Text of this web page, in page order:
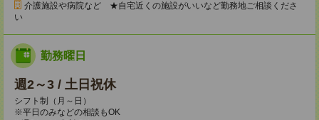
介護施設や病院など ★自宅近くの施設がいいなど勤務地ご相談くださ
い
勤務曜日
週2～3 / 土日祝休
シフト制（月～日）
※平日のみなどの相談もOK